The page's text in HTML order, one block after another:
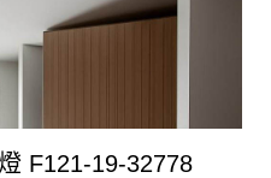
頂燈 F121-19-32778